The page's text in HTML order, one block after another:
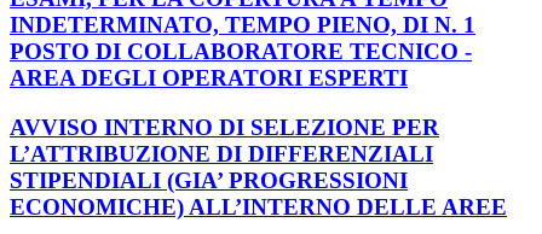
INDETERMINATO, TEMPO PIENO, DI N. 1
POSTO DI COLLABORATORE TECNICO -
AREA DEGLI OPERATORI ESPERTI
AVVISO INTERNO DI SELEZIONE PER
L’ATTRIBUZIONE DI DIFFERENZIALI
STIPENDIALI (GIA’ PROGRESSIONI
ECONOMICHE) ALL’INTERNO DELLE AREE